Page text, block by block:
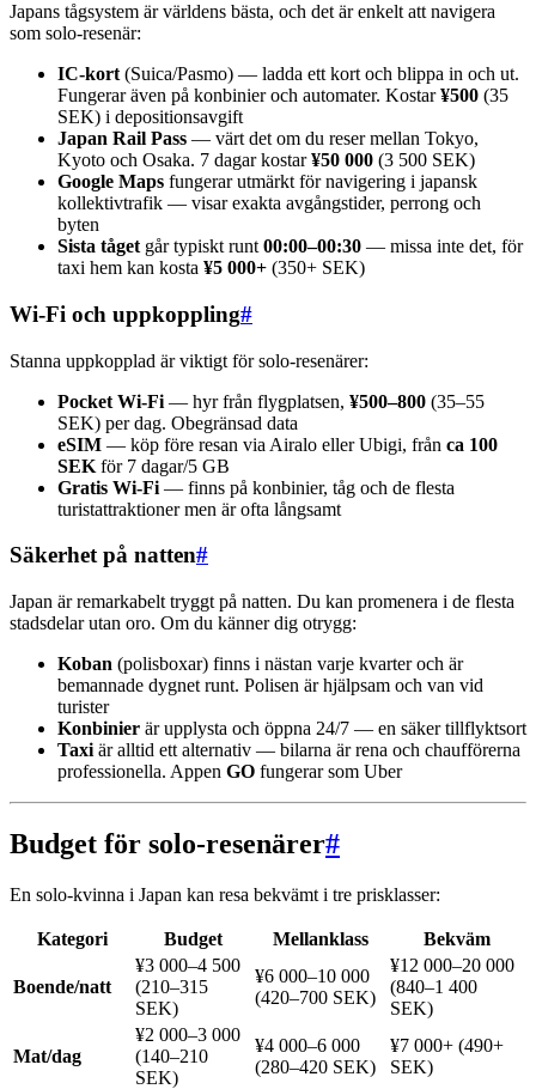
Japans tågsystem är världens bästa, och det är enkelt att navigera
som solo-resenär:
IC-kort (Suica/Pasmo) — ladda ett kort och blippa in och ut.
Fungerar även på konbinier och automater. Kostar¥500 (35
SEK) i depositionsavgift
Japan Rail Pass — värt det om du reser mellan Tokyo,
Kyoto och Osaka. 7 dagar kostar¥50 000 (3 500 SEK)
Google Maps fungerar utmärkt för navigering i japansk
kollektivtrafik — visar exakta avgångstider, perrong och
byten
Sista tåget går typiskt runt 00:00–00:30 — missa inte det, för
taxi hem kan kosta ¥5 000+ (350+ SEK)
Wi-Fi och uppkoppling#
Stanna uppkopplad är viktigt för solo-resenärer:
Pocket Wi-Fi — hyr från flygplatsen, ¥500–800 (35–55
SEK) per dag. Obegränsad data
eSIM — köp före resan via Airalo eller Ubigi, från ca 100
SEK för 7 dagar/5 GB
Gratis Wi-Fi — finns på konbinier, tåg och de flesta
turistattraktioner men är ofta långsamt
Säkerhet på natten#
Japan är remarkabelt tryggt på natten. Du kan promenera i de flesta
stadsdelar utan oro. Om du känner dig otrygg:
Koban (polisboxar) finns i nästan varje kvarter och är
bemannade dygnet runt. Polisen är hjälpsam och van vid
turister
Konbinier är upplysta och öppna 24/7 — en säker tillflyktsort
Taxi är alltid ett alternativ — bilarna är rena och chaufförerna
professionella. Appen GO fungerar som Uber
Budget för solo-resenärer#
En solo-kvinna i Japan kan resa bekvämt i tre prisklasser:
Kategori Budget Mellanklass Bekväm
Boende/natt
¥3 000–4 500
(210–315
SEK)
¥6 000–10 000
(420–700 SEK)
¥12 000–20 000
(840–1 400
SEK)
Mat/dag
¥2 000–3 000
(140–210
SEK)
¥4 000–6 000
(280–420 SEK)
¥7 000+ (490+
SEK)